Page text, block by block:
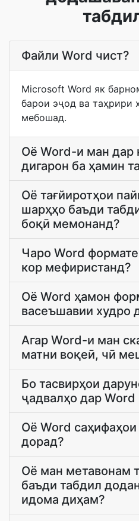
Файли Word чист?
Microsoft Word як
барои эҷод ва таҳрири
мебошад.
Оё Word-и ман дар
дигарон ба ҳамин
Оё тағйиротҳои
шарҳҳо баъди
боқӣ мемонанд?
Чаро Word
кор мефиристанд?
Оё Word ҳамон
васеъшавии худро
Агар Word-и ман
матни воқеӣ, чӣ
Бо тасвирҳои
ҷадвалҳо дар
Оё Word
дорад?
Оё ман метавонам
баъди табдил
идома диҳам?